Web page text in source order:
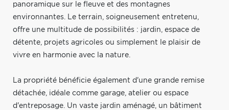
panoramique sur le fleuve et des montagnes
environnantes. Le terrain, soigneusement entretenu,
offre une multitude de possibilités : jardin, espace de
détente, projets agricoles ou simplement le plaisir de
vivre en harmonie avec la nature.
La propriété bénéficie également d'une grande remise
détachée, idéale comme garage, atelier ou espace
d'entreposage. Un vaste jardin aménagé, un bâtiment